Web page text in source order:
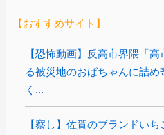
【おすすめサイト】
【恐怖動画】反高市界隈「
る被災地のおばちゃんに詰
く...
【察し】佐賀のブランドい